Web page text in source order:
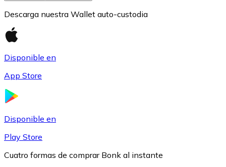
Descarga nuestra Wallet auto-custodia
Disponible en
App Store
Disponible en
Play Store
Cuatro formas de comprar Bonk al instante